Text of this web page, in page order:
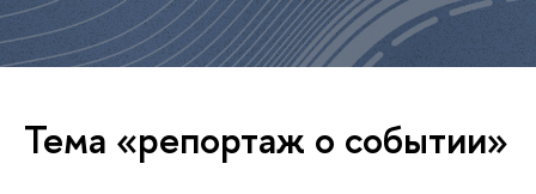
Тема «репортаж о событии»